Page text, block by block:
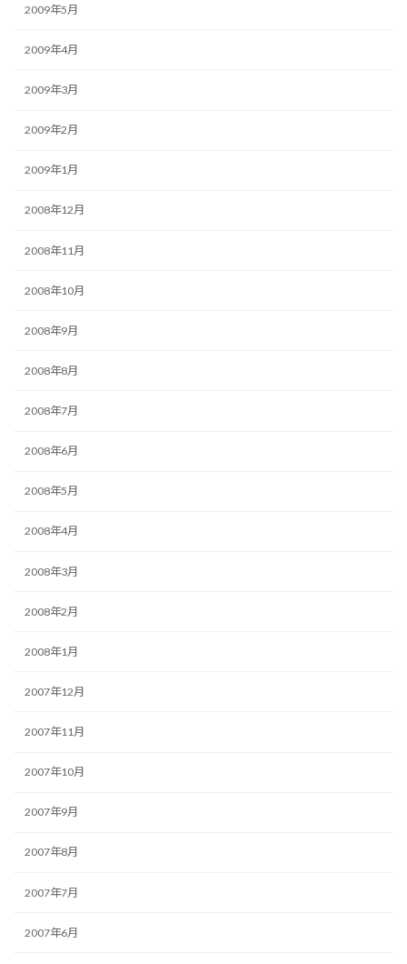
2009年5月
2009年4月
2009年3月
2009年2月
2009年1月
2008年12月
2008年11月
2008年10月
2008年9月
2008年8月
2008年7月
2008年6月
2008年5月
2008年4月
2008年3月
2008年2月
2008年1月
2007年12月
2007年11月
2007年10月
2007年9月
2007年8月
2007年7月
2007年6月